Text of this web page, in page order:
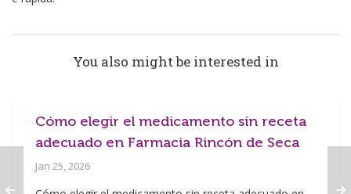
You also might be interested in
Cómo elegir el medicamento sin receta
adecuado en Farmacia Rincón de Seca
Jan 25, 2026